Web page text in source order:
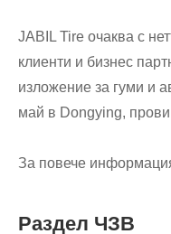
JABIL Tire очаква с
клиенти и бизнес
изложение за гуми и
май в Dongying,
За повече
Раздел ЧЗВ